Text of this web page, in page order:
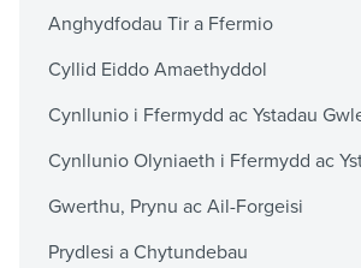
Anghydfodau Tir a Ffermio
Cyllid Eiddo Amaethyddol
Cynllunio i Ffermydd ac Ystadau
Cynllunio Olyniaeth i Ffermydd ac
Gwerthu, Prynu ac Ail-Forgeisi
Prydlesi a Chytundebau